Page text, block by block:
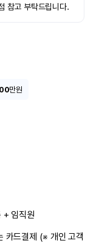
참고 부탁드립니다.
만원
+ 임직원
카드결제 (※ 개인 고객